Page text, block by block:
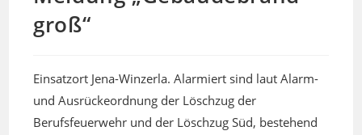
groß“
Einsatzort Jena-Winzerla. Alarmiert sind laut Alarm-
und Ausrückeordnung der Löschzug der
Berufsfeuerwehr und der Löschzug Süd, bestehend